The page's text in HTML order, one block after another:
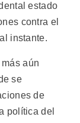
estado
contra el
instante.
aún
se
de
política del